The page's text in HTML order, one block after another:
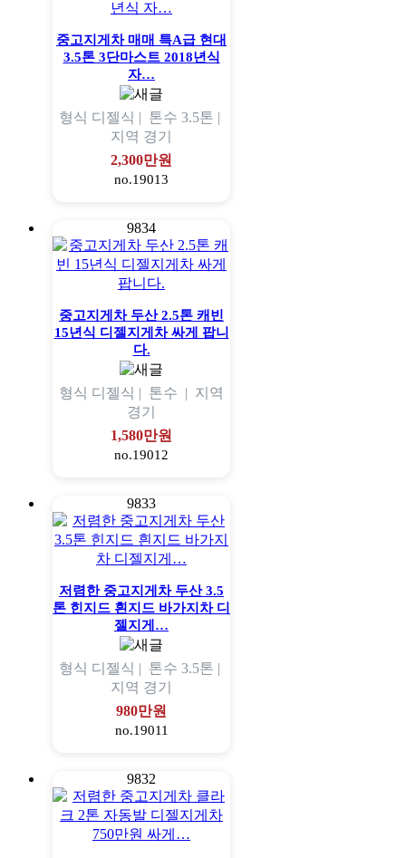
중고지게차 매매 특A급 현대
3.5톤 3단마스트 2018년식
자…
형식 디젤식 | 톤수 3.5톤 |
지역 경기
2,300만원
no.19013
9834
중고지게차 두산 2.5톤 캐빈
15년식 디젤지게차 싸게 팝니
다.
형식 디젤식 | 톤수 | 지역
경기
1,580만원
no.19012
9833
저렴한 중고지게차 두산 3.5
톤 힌지드 흰지드 바가지차 디
젤지게…
형식 디젤식 | 톤수 3.5톤 |
지역 경기
980만원
no.19011
9832